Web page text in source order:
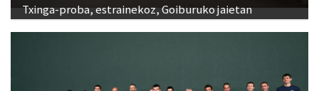
Txinga-proba, estrainekoz, Goiburuko jaietan